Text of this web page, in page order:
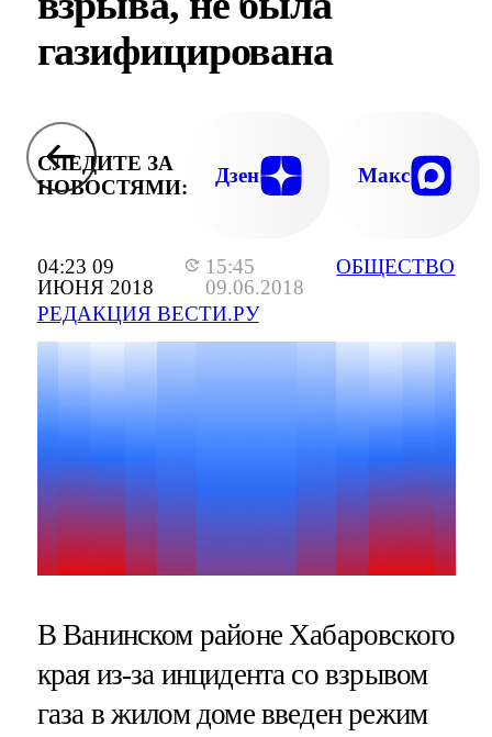
04:23 09
ИЮНЯ 2018
15:45
09.06.2018
РЕДАКЦИЯ ВЕСТИ.РУ
ОБЩЕСТВО
газифицирована
СЛЕДИТЕ ЗА
НОВОСТЯМИ:
Дзен Макс
В Ванинском районе Хабаровского
края из-за инцидента со взрывом
газа в жилом доме введен режим